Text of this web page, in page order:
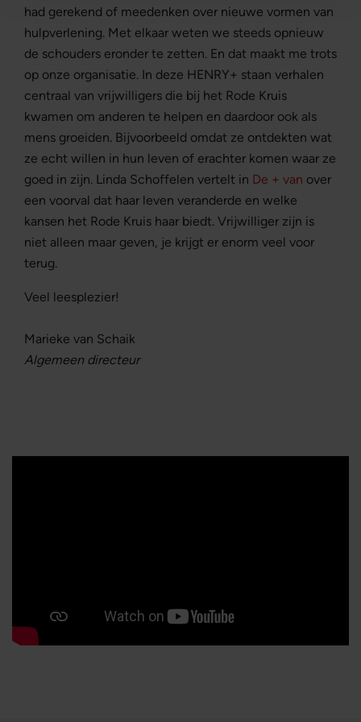
had gerekend of meedenken over nieuwe vormen van
hulpverlening. Met elkaar weten we steeds opnieuw
de schouders eronder te zetten. En dat maakt me trots
op onze organisatie. In deze HENRY+ staan verhalen
centraal van vrijwilligers die bij het Rode Kruis
kwamen om anderen te helpen en daardoor ook als
mens groeiden. Bijvoorbeeld omdat ze ontdekten wat
ze echt willen in hun leven of erachter komen waar ze
goed in zijn. Linda Schoffelen vertelt in De + van over
een voorval dat haar leven veranderde en welke
kansen het Rode Kruis haar biedt. Vrijwilliger zijn is
niet alleen maar geven, je krijgt er enorm veel voor
terug.
Veel leesplezier!
Marieke van Schaik
Algemeen directeur